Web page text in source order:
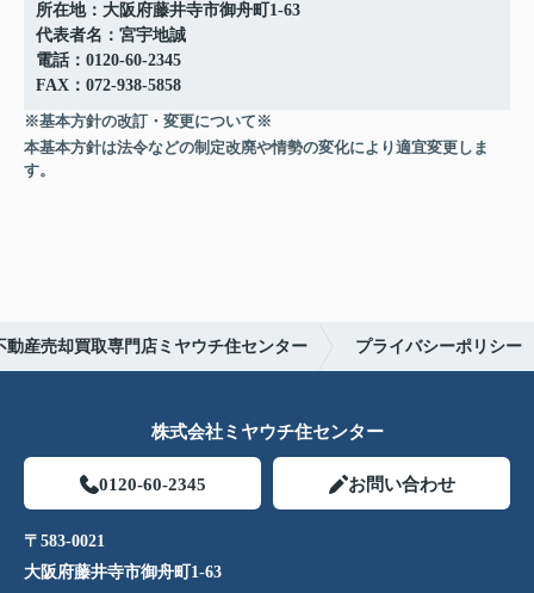
所在地：大阪府藤井寺市御舟町1-63
代表者名：宮宇地誠
電話：0120-60-2345
FAX：072-938-5858
※基本方針の改訂・変更について※
本基本方針は法令などの制定改廃や情勢の変化により適宜変更しま
す。
産売却買取専門店ミヤウチ住センター プライバシーポリシー
株式会社ミヤウチ住センター
0120-60-2345 お問い合わせ
〒583-0021
大阪府藤井寺市御舟町1-63